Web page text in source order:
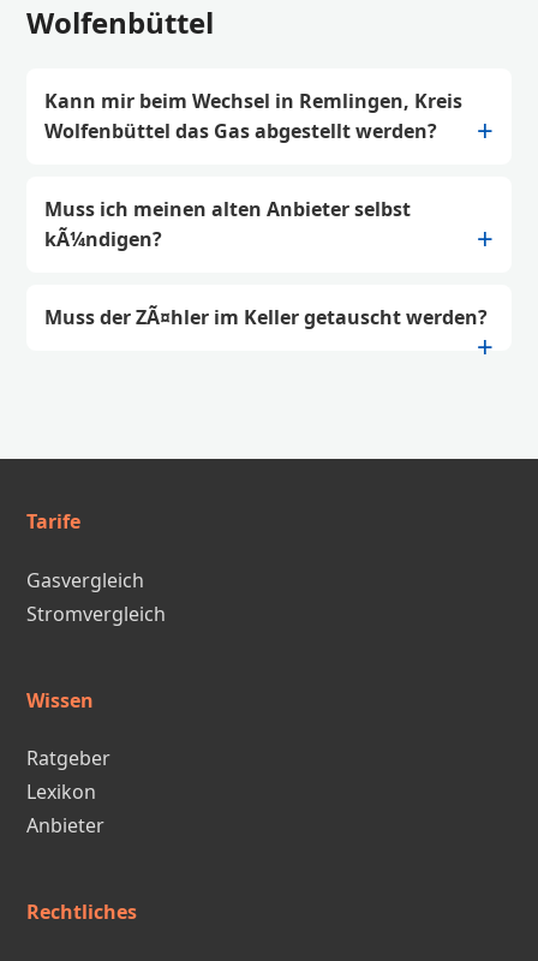
Wolfenbüttel
Kann mir beim Wechsel in Remlingen, Kreis
Wolfenbüttel das Gas abgestellt werden?
Muss ich meinen alten Anbieter selbst
kÃ¼ndigen?
Muss der ZÃ¤hler im Keller getauscht werden?
Tarife
Gasvergleich
Stromvergleich
Wissen
Ratgeber
Lexikon
Anbieter
Rechtliches